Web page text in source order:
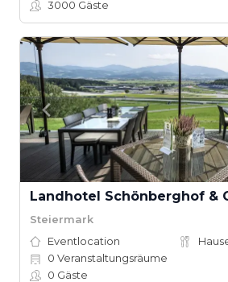
3000 Gäste
Steiermark
Eventlocation
0 Veranstaltungsräume
0 Gäste